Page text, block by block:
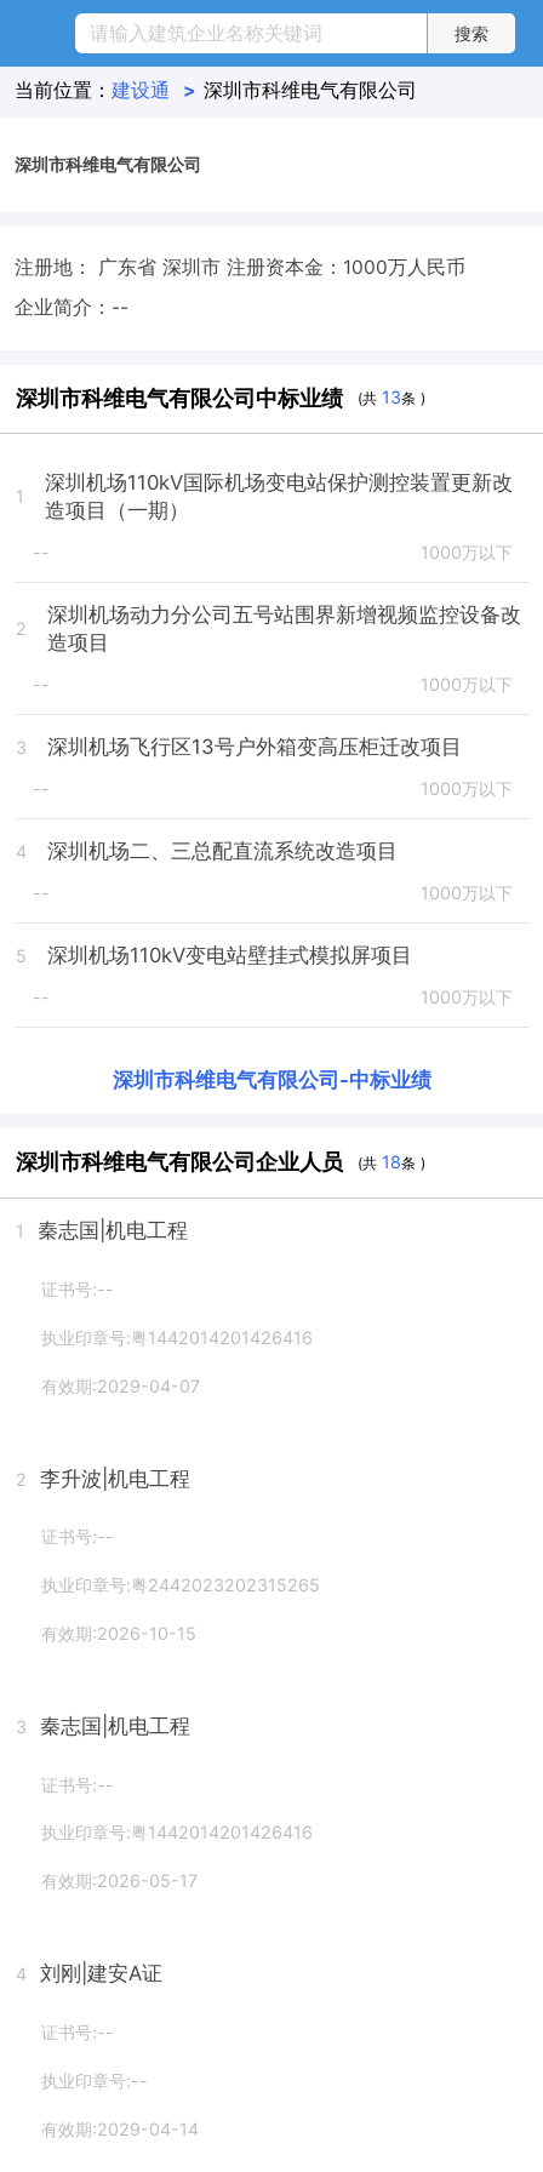
当前位置： 建设通 > 深圳市科维电气有限公司
深圳市科维电气有限公司
注册地： 广东省 深圳市 注册资本金：1000万人民币
企业简介：--
深圳市科维电气有限公司中标业绩 (共 13条 )
1
深圳机场110kV国际机场变电站保护测控装置更新改
造项目（一期）
-- 1000万以下
2
深圳机场动力分公司五号站围界新增视频监控设备改
造项目
-- 1000万以下
3 深圳机场飞行区13号户外箱变高压柜迁改项目
-- 1000万以下
4 深圳机场二、三总配直流系统改造项目
-- 1000万以下
5 深圳机场110kV变电站壁挂式模拟屏项目
-- 1000万以下
深圳市科维电气有限公司 -中标业绩
深圳市科维电气有限公司企业人员 (共 18条 )
1 秦志国 |机电工程
证书号:--
执业印章号:粤1442014201426416
有效期:2029-04-07
2 李升波 |机电工程
证书号:--
执业印章号:粤2442023202315265
有效期:2026-10-15
3 秦志国 |机电工程
证书号:--
执业印章号:粤1442014201426416
有效期:2026-05-17
4 刘刚 |建安A证
证书号:--
执业印章号:--
有效期:2029-04-14